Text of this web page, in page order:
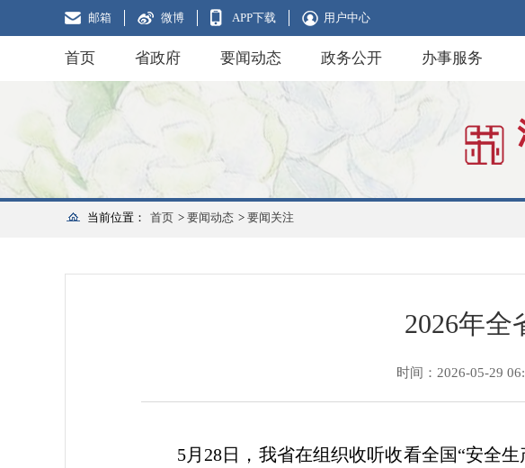
邮箱 微博 APP下载 用户中心
首页 省政府 要闻动态 政务公开 办事服务
当前位置： 首页 > 要闻动态 > 要闻关注
2026年全
时间：2026-05-29
5月28日，我省在组织收听收看全国“安全